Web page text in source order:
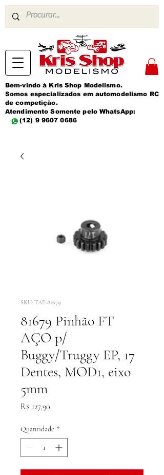
Bem-vindo à Kris Shop Modelismo.
Somos especializados em automodelismo RC
de competição.
Atendimento Somente pelo WhatsApp:
(12) 9 9607 0686
SKU: TAE-81679
81679 Pinhão FT
AÇO p/
Buggy/Truggy EP, 17
Dentes, MOD1, eixo
5mm
R$ 127,90
Quantidade *